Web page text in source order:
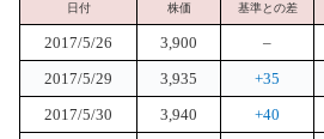
日付 株価 基準との差
2017/5/26 3,900 –
2017/5/29 3,935 +35
2017/5/30
3,940 +40